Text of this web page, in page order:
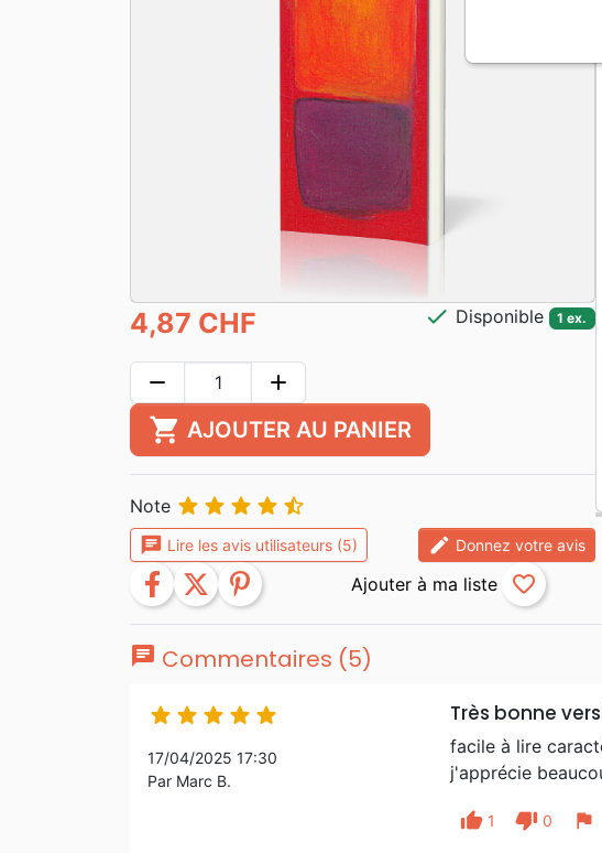
4,87 CHF check Disponible 1 ex.
remove add
shopping_cart AJOUTER AU PANIER
Note     
chat Lire les avis utilisateurs (5) edit Donnez votre avis
facebook twitter pinterest favorite_border
chat Commentaires (5)
    
17/04/2025 17:30
Par Marc B.
Très bonne
facile à lire
j'apprécie
thumb_up 1 thumb_down 0 flag